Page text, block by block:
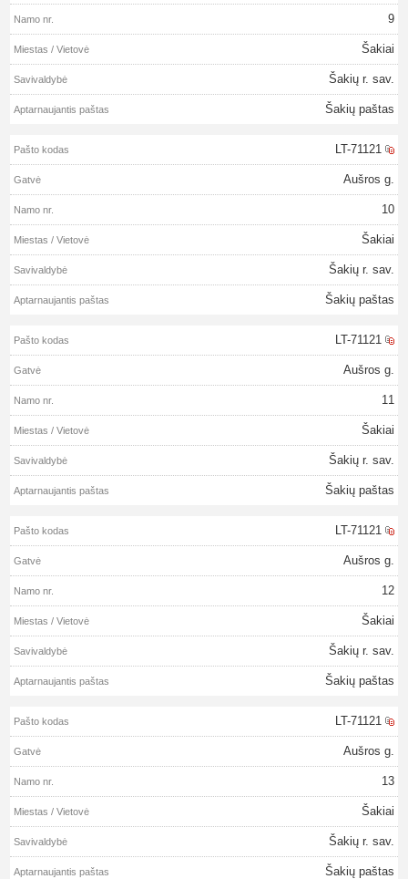
9
Šakiai
Šakių r. sav.
Šakių paštas
LT-71121
Aušros g.
10
Šakiai
Šakių r. sav.
Šakių paštas
LT-71121
Aušros g.
11
Šakiai
Šakių r. sav.
Šakių paštas
LT-71121
Aušros g.
12
Šakiai
Šakių r. sav.
Šakių paštas
LT-71121
Aušros g.
13
Šakiai
Šakių r. sav.
Šakių paštas